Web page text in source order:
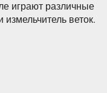
играют различные
измельчитель веток.